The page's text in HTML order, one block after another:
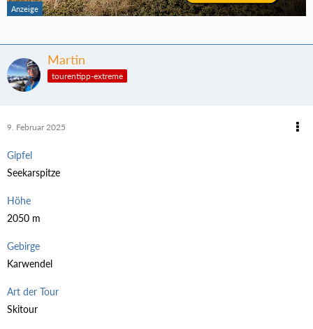
Martin
tourentipp-extreme
9. Februar 2025
Gipfel
Seekarspitze
Höhe
2050 m
Gebirge
Karwendel
Art der Tour
Skitour